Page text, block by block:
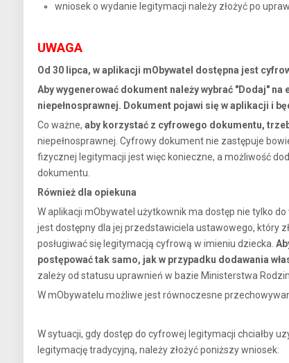
wniosek o wydanie legitymacji należy złożyć po
UWAGA
Od 30 lipca, w aplikacji mObywatel dostępna jest
Aby wygenerować dokument należy wybrać "Dodaj"
niepełnosprawnej. Dokument pojawi się w aplikacji i
Co ważne, aby korzystać z cyfrowego dokumentu,
niepełnosprawnej. Cyfrowy dokument nie zastępuje
fizycznej legitymacji jest więc konieczne, a możliwość
dokumentu.
Również dla opiekuna
W aplikacji mObywatel użytkownik ma dostęp nie tylko
jest dostępny dla jej przedstawiciela ustawowego, który
posługiwać się legitymacją cyfrową w imieniu dziecka.
postępować tak samo, jak w przypadku dodawania
zależy od statusu uprawnień w bazie Ministerstwa
W mObywatelu możliwe jest równoczesne
W sytuacji, gdy dostęp do cyfrowej legitymacji chciałby
legitymację tradycyjną, należy złożyć poniższy wniosek: